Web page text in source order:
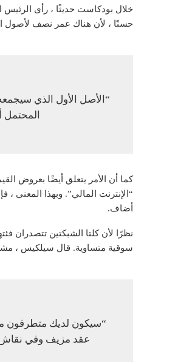
حسنًا ، لأن هناك عمر نصف لأصول
“الأصل الأول الذي
المحتمل
أضاف.
نظرًا لأن كلتا الشبكتين تتصدران
سوقية متساوية. قال سيلكيس ،
عقد مزيف وفي نقاش